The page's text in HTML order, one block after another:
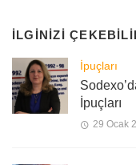
İLGINIZI
İpuçları
İpuçları
29 Ocak